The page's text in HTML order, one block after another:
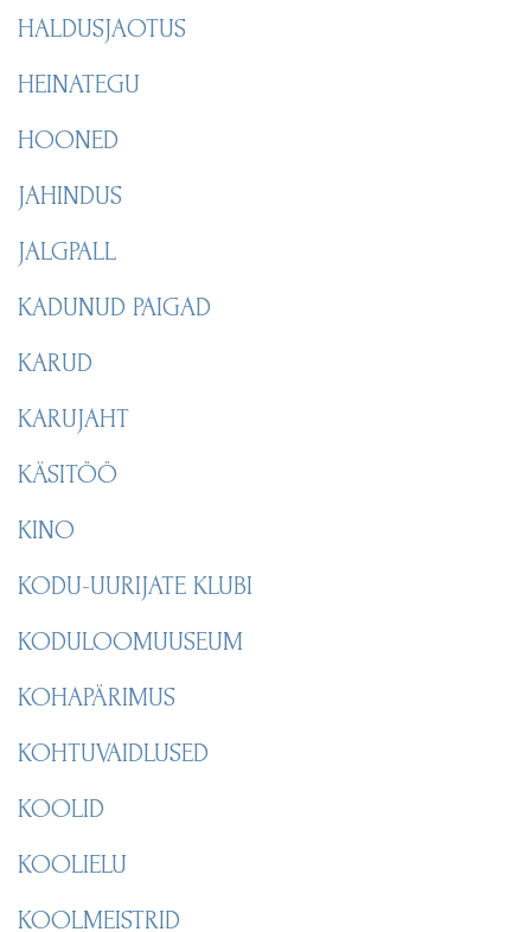
HALDUSJAOTUS
HEINATEGU
HOONED
JAHINDUS
JALGPALL
KADUNUD PAIGAD
KARUD
KARUJAHT
KÄSITÖÖ
KINO
KODU-UURIJATE KLUBI
KODULOOMUUSEUM
KOHAPÄRIMUS
KOHTUVAIDLUSED
KOOLID
KOOLIELU
KOOLMEISTRID